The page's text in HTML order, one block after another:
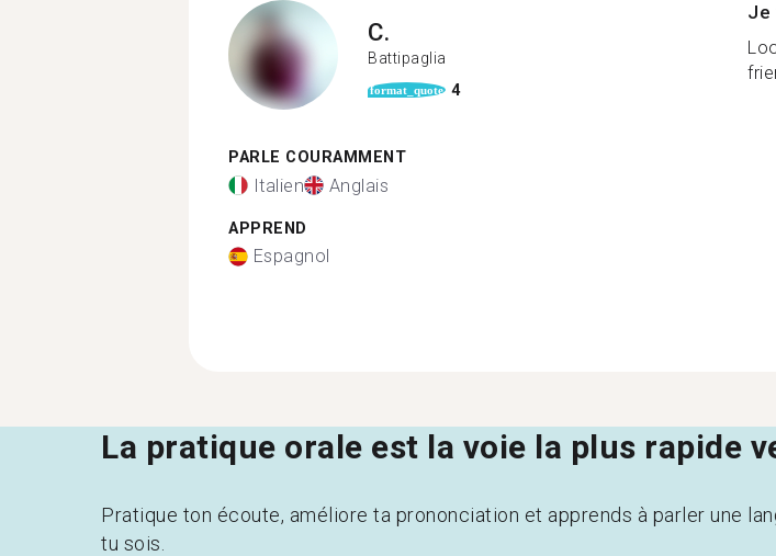
C.
Battipaglia
format_quote 4
PARLE COURAMMENT
Italien Anglais
APPREND
Espagnol
Je
La pratique orale est la voie la plus rapide
Pratique ton écoute, améliore ta prononciation et apprends à parler une
tu sois.